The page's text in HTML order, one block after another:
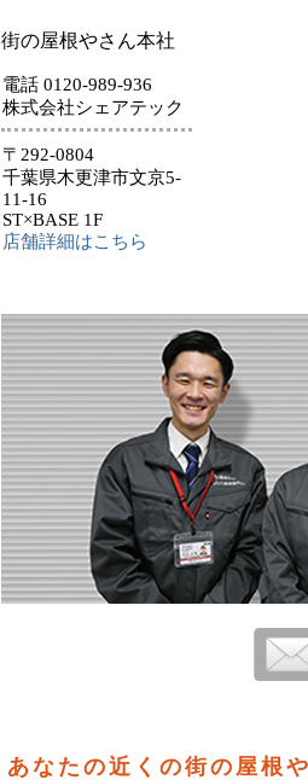
街の屋根やさん本社
電話 0120-989-936
株式会社シェアテック
〒292-0804
千葉県木更津市文京5-
11-16
ST×BASE 1F
店舗詳細はこちら
あなたの近くの街の屋根